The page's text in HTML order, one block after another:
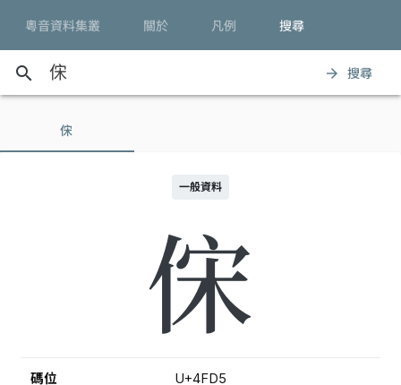
粵音資料集叢 關於 凡例 搜尋
search arrow_forward 搜尋
俕
一般資料
俕
碼位 U+4FD5